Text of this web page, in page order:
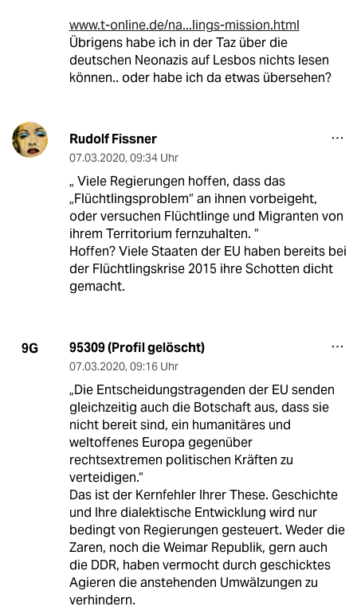
www.t-online.de/na...lings-mission.html
Übrigens habe ich in der Taz über die
deutschen Neonazis auf Lesbos nichts lesen
können.. oder habe ich da etwas übersehen?
Rudolf Fissner
07.03.2020, 09:34 Uhr
„ Viele Regierungen hoffen, dass das
„Flüchtlingsproblem“ an ihnen vorbeigeht,
oder versuchen Flüchtlinge und Migranten von
ihrem Territorium fernzuhalten. “
Hoffen? Viele Staaten der EU haben bereits bei
der Flüchtlingskrise 2015 ihre Schotten dicht
gemacht.
9G 95309 (Profil gelöscht)
07.03.2020, 09:16 Uhr
„Die Entscheidungstragenden der EU senden
gleichzeitig auch die Botschaft aus, dass sie
nicht bereit sind, ein humanitäres und
weltoffenes Europa gegenüber
rechtsextremen politischen Kräften zu
verteidigen.“
Das ist der Kernfehler Ihrer These. Geschichte
und Ihre dialektische Entwicklung wird nur
bedingt von Regierungen gesteuert. Weder die
Zaren, noch die Weimar Republik, gern auch
die DDR, haben vermocht durch geschicktes
Agieren die anstehenden Umwälzungen zu
verhindern.